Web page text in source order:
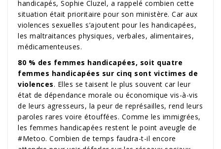
handicapés, Sophie Cluzel, a rappelé combien cette
situation était prioritaire pour son ministère. Car aux
violences sexuelles s’ajoutent pour les handicapées,
les maltraitances physiques, verbales, alimentaires,
médicamenteuses.
80 % des femmes handicapées, soit quatre
femmes handicapées sur cinq sont victimes de
violences. Elles se taisent le plus souvent car leur
état de dépendance morale ou économique vis-à-vis
de leurs agresseurs, la peur de représailles, rend leurs
paroles rares voire étouffées. Comme les immigrées,
les femmes handicapées restent le point aveugle de
#Metoo. Combien de temps faudra-t-il encore